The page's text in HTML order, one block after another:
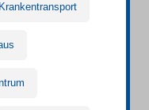
Krankentransport